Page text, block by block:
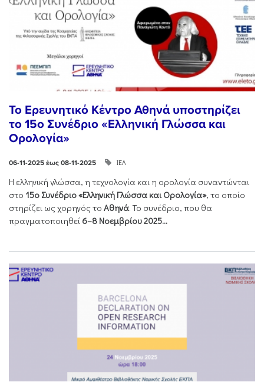
Το Ερευνητικό Κέντρο Αθηνά υποστηρίζει
το 15ο Συνέδριο «Ελληνική Γλώσσα και
Ορολογία»
06-11-2025 έως 08-11-2025 ΙΕΛ
Η ελληνική γλώσσα, η τεχνολογία και η ορολογία συναντώνται
στο 15ο Συνέδριο «Ελληνική Γλώσσα και Ορολογία», το οποίο
στηρίζει ως χορηγός το Αθηνά. Το συνέδριο, που θα
πραγματοποιηθεί 6–8 Νοεμβρίου 2025...